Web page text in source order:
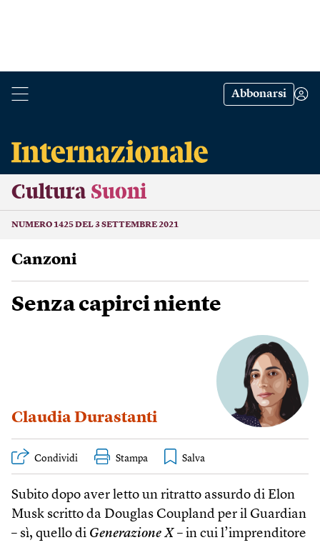
Abbonarsi
Cultura Suoni
NUMERO 1425 DEL 3 SETTEMBRE 2021
Canzoni
Senza capirci niente
Claudia Durastanti
Condividi Stampa
Subito dopo aver letto un ritratto assurdo di Elon
Musk scritto da Douglas Coupland per il Guardian
– sì, quello di Generazione X – in cui l’imprenditore